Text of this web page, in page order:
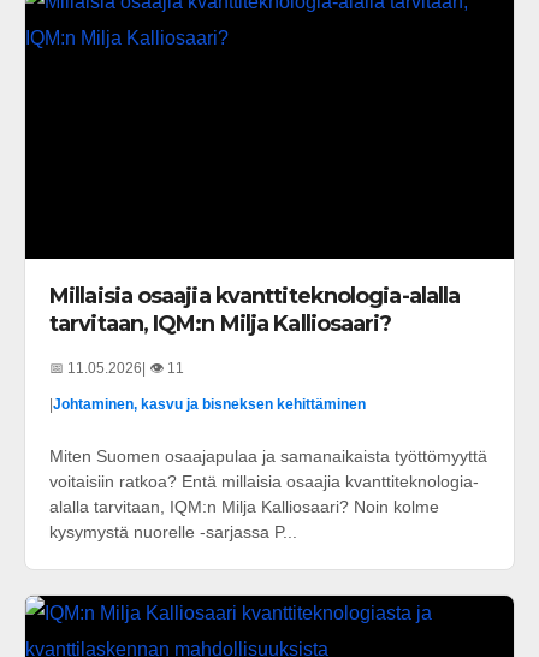
Millaisia osaajia kvanttiteknologia-alalla
tarvitaan, IQM:n Milja Kalliosaari?
📅 11.05.2026 | 👁️ 11
Johtaminen, kasvu ja bisneksen kehittäminen
Miten Suomen osaajapulaa ja samanaikaista työttömyyttä
voitaisiin ratkoa? Entä millaisia osaajia kvanttiteknologia-
alalla tarvitaan, IQM:n Milja Kalliosaari? Noin kolme
kysymystä nuorelle -sarjassa P...